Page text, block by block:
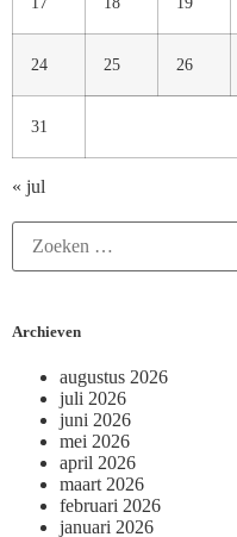
24 25 26
31
« jul
Archieven
augustus 2026
juli 2026
juni 2026
mei 2026
april 2026
maart 2026
februari 2026
januari 2026